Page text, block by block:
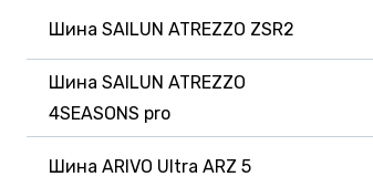
Шина SAILUN ATREZZO ZSR2
Шина SAILUN ATREZZO
4SEASONS pro
Шина ARIVO Ultra ARZ 5